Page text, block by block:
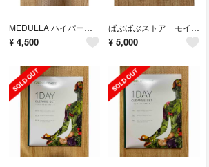
MEDULLA ハイパーリンクセラム 55ml 2本
¥ 4,500
ばぶばぶストア モイスチャージェル マシュマロ 保湿ジェル
¥ 5,000